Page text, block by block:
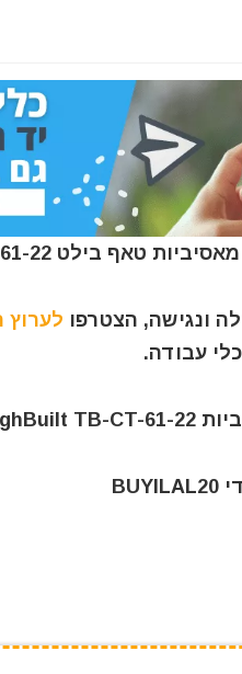
ונגישה, הצטרפו לערוץ
עבודה.